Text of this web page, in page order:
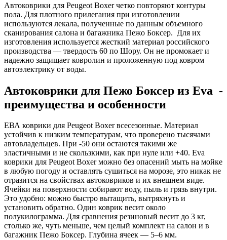
Автоковрики для Peugeot Boxer четко повторяют контуры
пола. Для плотного прилегания при изготовлении
используются лекала, полученные по данным объемного
сканирования салона и багажника Пежо Боксер. Для их
изготовления используется жесткий материал российского
производства — твердость 60 по Шору. Он не промокает и
надежно защищает ковролин и проложенную под ковром
автоэлектрику от воды.
Автоковрики для Пежо Боксер из Eva -
преимущества и особенности
ЕВА коврики для Peugeot Boxer всесезонные. Материал
устойчив к низким температурам, что проверено тысячами
автовладельцев. При -50 они остаются такими же
эластичными и не скользкими, как при нуле или +40. Eva
коврики для Peugeot Boxer можно без опасений мыть на мойке
в любую погоду и оставлять сушиться на морозе, это никак не
отразится на свойствах автоковриков и их внешнем виде.
Ячейки на поверхности собирают воду, пыль и грязь внутри.
Это удобно: можно быстро вытащить, вытряхнуть и
установить обратно. Один коврик весит около
полукилограмма. Для сравнения резиновый весит до 3 кг,
столько же, чуть меньше, чем целый комплект на салон и в
багажник Пежо Боксер. Глубина ячеек — 5–6 мм.